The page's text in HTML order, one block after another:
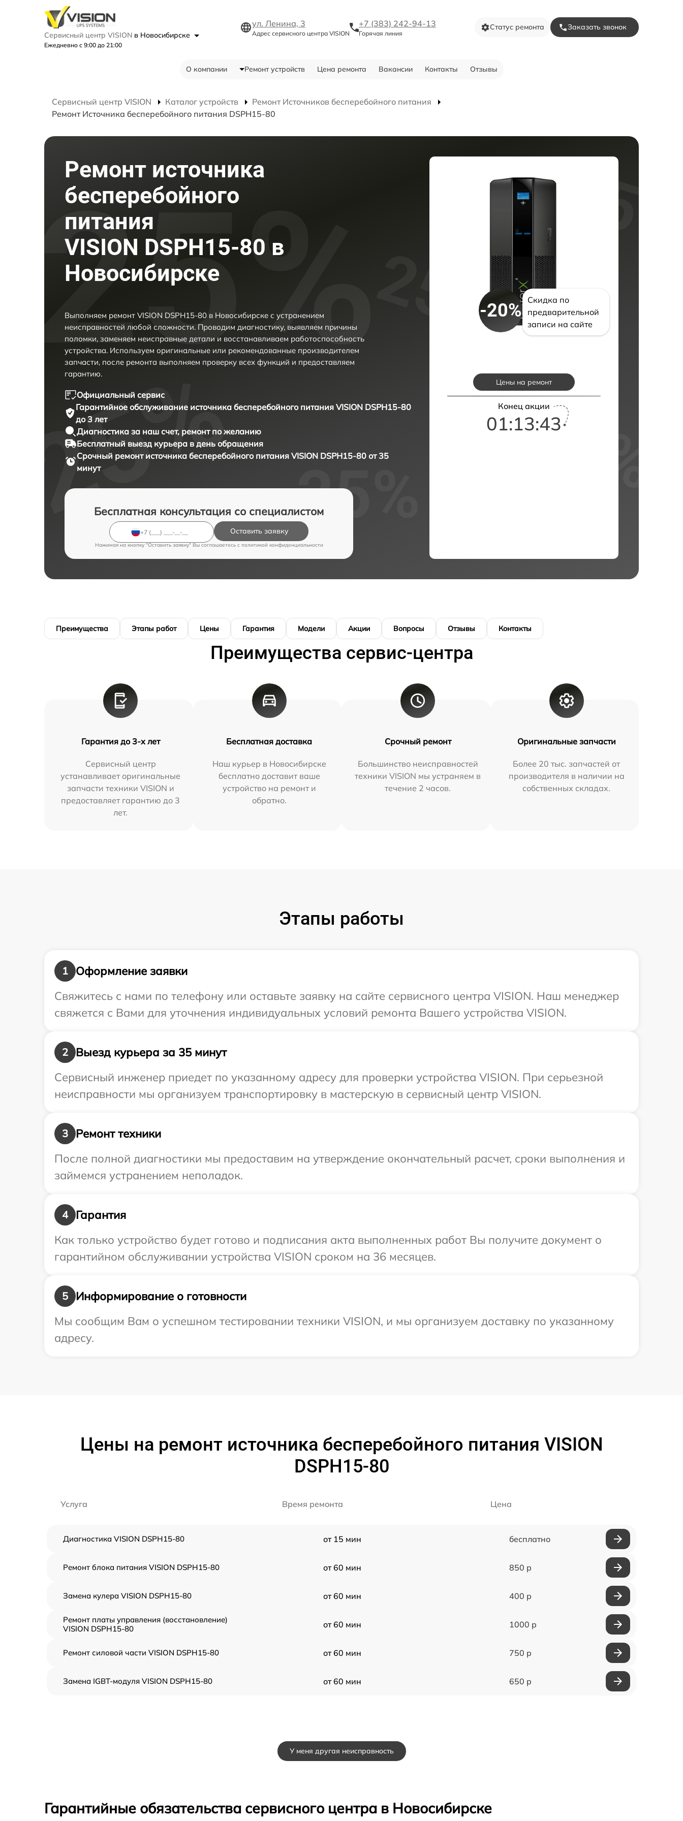
Сервисный центр VISION в Новосибирске
Ежедневно с 9:00 до 21:00
ул. Ленина, 3
Адрес сервисного центра VISION
+7 (383) 242-94-13
Горячая линия
Статус ремонта Заказать звонок
О компании Ремонт устройств Цена ремонта Вакансии Контакты Отзывы
Сервисный центр VISION Каталог устройств
Ремонт Источников бесперебойного питания
Ремонт Источника бесперебойного питания DSPH15-80
Ремонт источника
бесперебойного
питания
VISION DSPH15-80 в
Новосибирске
Выполняем ремонт VISION DSPH15-80 в Новосибирске с устранением
неисправностей любой сложности. Проводим диагностику, выявляем причины
поломки, заменяем неисправные детали и восстанавливаем работоспособность
устройства. Используем оригинальные или рекомендованные производителем
запчасти, после ремонта выполняем проверку всех функций и предоставляем
гарантию.
Официальный сервис
Гарантийное обслуживание источника бесперебойного питания VISION DSPH15-80
до 3 лет
Диагностика за наш счет, ремонт по желанию
Бесплатный выезд курьера в день обращения
Срочный ремонт источника бесперебойного питания VISION DSPH15-80 от 35
минут
Бесплатная консультация со специалистом
Оставить заявку
Нажимая на кнопку "Оставить заявку" Вы соглашаетесь c политикой конфиденциальности
-20%
Скидка по
предварительной
записи на сайте
Цены на ремонт
Конец акции
01:13:42
Преимущества Этапы работ Цены Гарантия Модели Акции Вопросы Отзывы Контакты
Преимущества сервис-центра
Гарантия до 3-х лет
Сервисный центр
устанавливает оригинальные
запчасти техники VISION и
предоставляет гарантию до 3
лет.
Бесплатная доставка
Наш курьер в Новосибирске
бесплатно доставит ваше
устройство на ремонт и
обратно.
Срочный ремонт
Большинство неисправностей
техники VISION мы устраняем в
течение 2 часов.
Оригинальные запчасти
Более 20 тыс. запчастей от
производителя в наличии на
собственных складах.
Этапы работы
1
Оформление заявки
Свяжитесь с нами по телефону или оставьте заявку на сайте сервисного центра VISION. Наш менеджер
свяжется с Вами для уточнения индивидуальных условий ремонта Вашего устройства VISION.
2
Выезд курьера за 35 минут
Сервисный инженер приедет по указанному адресу для проверки устройства VISION. При серьезной
неисправности мы организуем транспортировку в мастерскую в сервисный центр VISION.
3
Ремонт техники
После полной диагностики мы предоставим на утверждение окончательный расчет, сроки выполнения и
займемся устранением неполадок.
4
Гарантия
Как только устройство будет готово и подписания акта выполненных работ Вы получите документ о
гарантийном обслуживании устройства VISION сроком на 36 месяцев.
5
Информирование о готовности
Мы сообщим Вам о успешном тестировании техники VISION, и мы организуем доставку по указанному
адресу.
Цены на ремонт источника бесперебойного питания VISION
DSPH15-80
Услуга Время ремонта Цена
Диагностика VISION DSPH15-80 от 15 мин бесплатно
Ремонт блока питания VISION DSPH15-80 от 60 мин 850 р
Замена кулера VISION DSPH15-80 от 60 мин 400 р
Ремонт платы управления (восстановление)
VISION DSPH15-80
от 60 мин 1000 р
Ремонт силовой части VISION DSPH15-80 от 60 мин 750 р
Замена IGBT-модуля VISION DSPH15-80 от 60 мин 650 р
У меня другая неисправность
Гарантийные обязательства сервисного центра в Новосибирске